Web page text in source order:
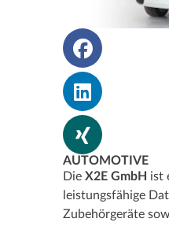
AUTOMOTIVE
Die X2E GmbH ist
leistungsfähige
Zubehörgeräte